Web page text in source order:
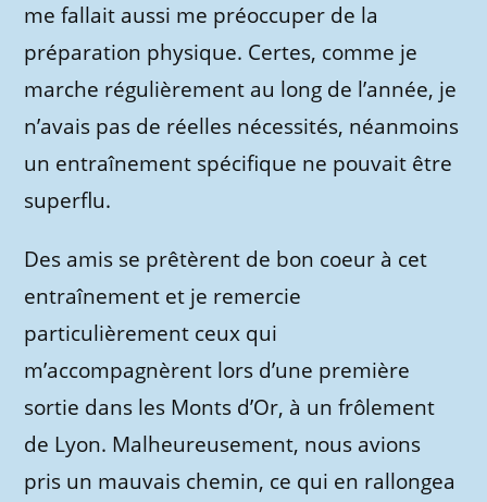
me fallait aussi me préoccuper de la
préparation physique. Certes, comme je
marche régulièrement au long de l’année, je
n’avais pas de réelles nécessités, néanmoins
un entraînement spécifique ne pouvait être
superflu.
Des amis se prêtèrent de bon coeur à cet
entraînement et je remercie
particulièrement ceux qui
m’accompagnèrent lors d’une première
sortie dans les Monts d’Or, à un frôlement
de Lyon. Malheureusement, nous avions
pris un mauvais chemin, ce qui en rallongea